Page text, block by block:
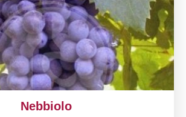
Nebbiolo